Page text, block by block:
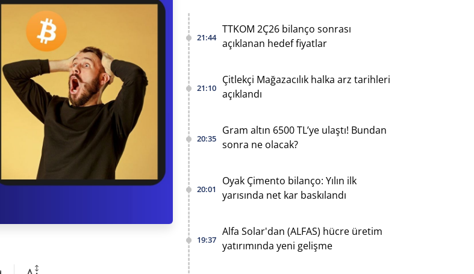
21:44
TTKOM 2Ç26 bilanço sonrası
açıklanan hedef fiyatlar
21:10
Çitlekçi Mağazacılık halka arz tarihleri
açıklandı
20:35
Gram altın 6500 TL’ye ulaştı! Bundan
sonra ne olacak?
20:01
Oyak Çimento bilanço: Yılın ilk
yarısında net kar baskılandı
19:37
Alfa Solar'dan (ALFAS) hücre üretim
yatırımında yeni gelişme